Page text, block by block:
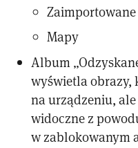
Zaimportowane
Mapy
Album
wyświetla obrazy,
na urządzeniu,
widoczne z
w zablokowanym